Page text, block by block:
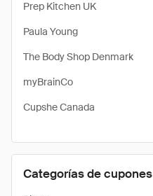
Prep Kitchen UK
Paula Young
The Body Shop Denmark
myBrainCo
Cupshe Canada
Categorías de cupones